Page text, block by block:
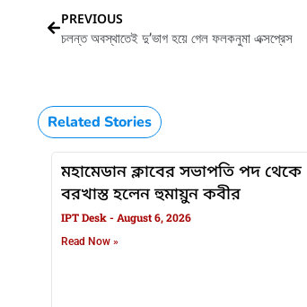
PREVIOUS
চলন্ত অবস্থাতেই দু’ভাগ হয়ে গেল ফলকনুমা এক্সপ্রেস
Related Stories
মহামেডান ক্লাবের সভাপতি পদ থেকে
বরখাস্ত হলেন হুমায়ুন কবীর
IPT Desk August 6, 2026
Read Now »